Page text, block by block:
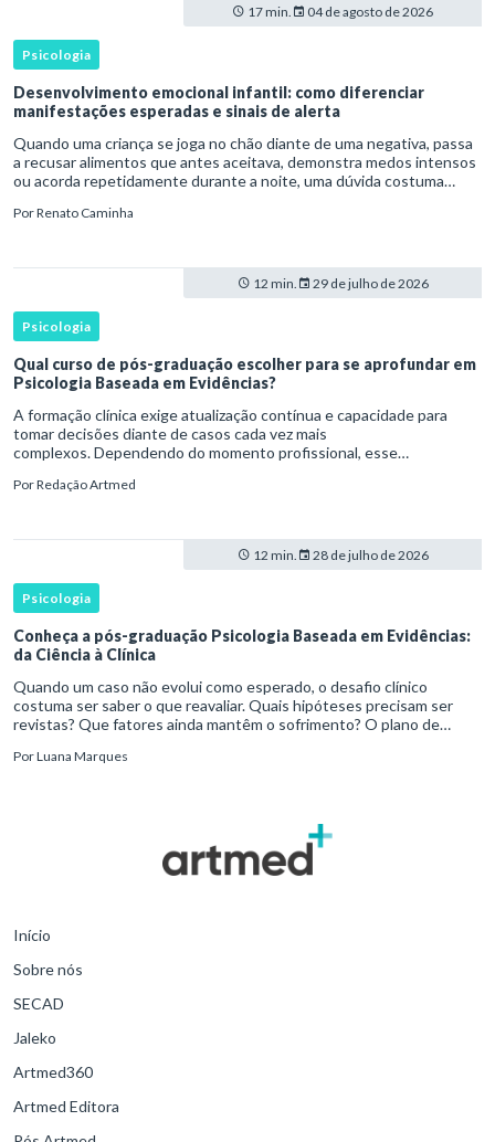
17 min. 04 de agosto de 2026
Psicologia
Desenvolvimento emocional infantil: como diferenciar
manifestações esperadas e sinais de alerta
Quando uma criança se joga no chão diante de uma negativa, passa
a recusar alimentos que antes aceitava, demonstra medos intensos
ou acorda repetidamente durante a noite, uma dúvida costuma
PorRenato Caminha
12 min. 29 de julho de 2026
Psicologia
Qual curso de pós-graduação escolher para se aprofundar em
Psicologia Baseada em Evidências?
A formação clínica exige atualização contínua e capacidade para
tomar decisões diante de casos cada vez mais
complexos. Dependendo do momento profissional, esse
aprofundamento em ou a especializaçã
PorRedação Artmed
12 min. 28 de julho de 2026
Psicologia
Conheça a pós-graduação Psicologia Baseada em Evidências:
da Ciência à Clínica
Quando um caso não evolui como esperado, o desafio clínico
costuma ser saber o que reavaliar. Quais hipóteses precisam ser
revistas? Que fatores ainda mantêm o sofrimento? O plano de
necessidades d
PorLuana Marques
Início
Sobre nós
SECAD
Jaleko
Artmed360
Artmed Editora